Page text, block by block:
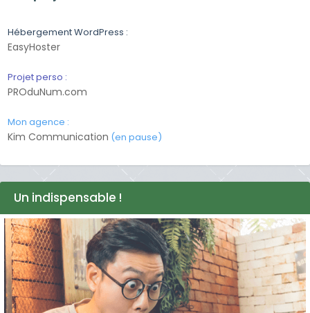
Hébergement WordPress :
EasyHoster
Projet perso :
PROduNum.com
Mon agence :
Kim Communication (en pause)
Un indispensable !